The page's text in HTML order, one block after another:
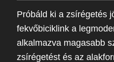
Próbáld ki a zsírégetés
fekvőbiciklink a
alkalmazva magasabb
zsírégetést és az